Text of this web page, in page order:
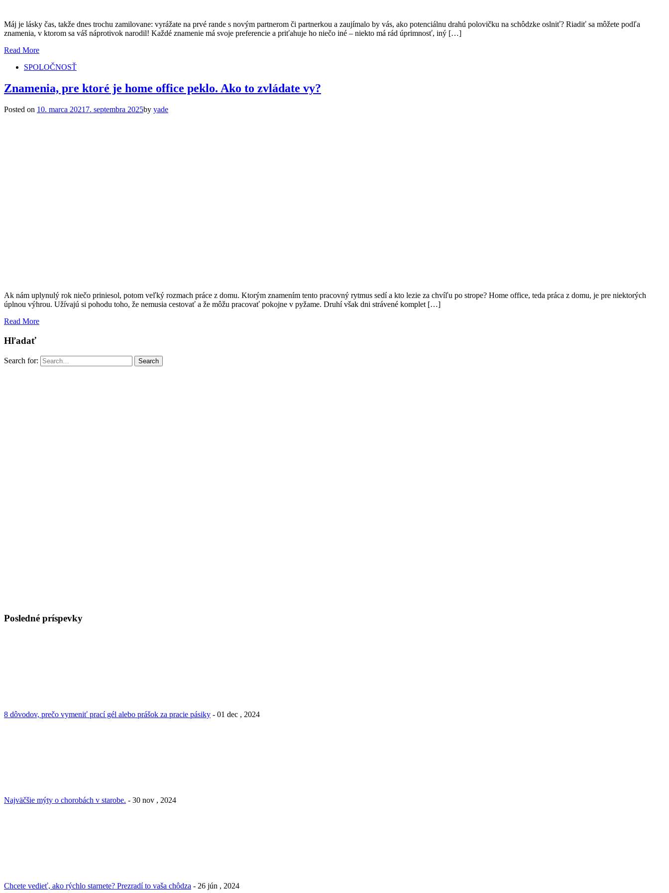
Máj je lásky čas, takže dnes trochu zamilovane: vyrážate na prvé rande s novým partnerom či partnerkou a zaujímalo by vás, ako potenciálnu drahú polovičku na schôdzke oslniť? Riadiť sa môžete podľa
znamenia, v ktorom sa váš náprotivok narodil! Každé znamenie má svoje preferencie a priťahuje ho niečo iné – niekto má rád úprimnosť, iný […]
Read More
SPOLOČNOSŤ
Znamenia, pre ktoré je home office peklo. Ako to zvládate vy?
Posted on 10. marca 2021 7. septembra 2025by yade
Ak nám uplynulý rok niečo priniesol, potom veľký rozmach práce z domu. Ktorým znamením tento pracovný rytmus sedí a kto lezie za chvíľu po strope? Home office, teda práca z domu, je pre niektorých
úplnou výhrou. Užívajú si pohodu toho, že nemusia cestovať a že môžu pracovať pokojne v pyžame. Druhí však dni strávené komplet […]
Read More
Hľadať
Search for: Search
Posledné príspevky
8 dôvodov, prečo vymeniť prací gél alebo prášok za pracie pásiky - 01 dec , 2024
Najväčšie mýty o chorobách v starobe. - 30 nov , 2024
Chcete vedieť, ako rýchlo starnete? Prezradí to vaša chôdza - 26 jún , 2024